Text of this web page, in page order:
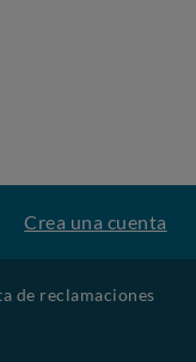
Crea una cuenta
de reclamaciones